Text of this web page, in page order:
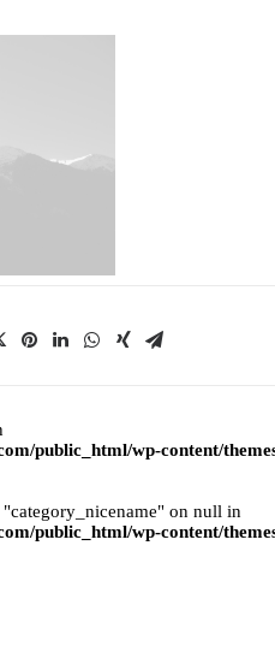
public_html/wp-content/
on null in
public_html/wp-content/